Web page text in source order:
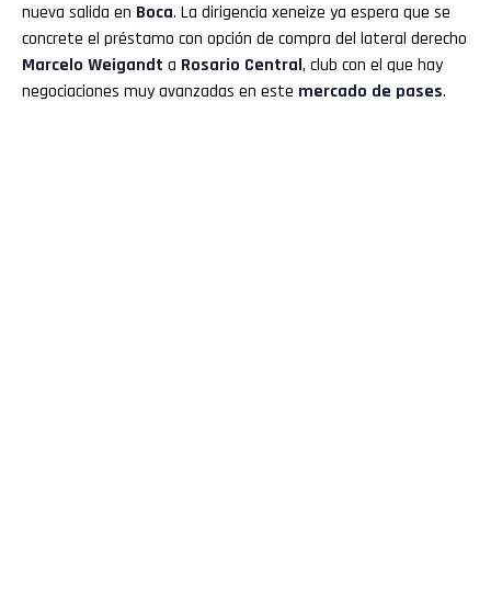
nueva salida en Boca. La dirigencia xeneize ya espera que se
concrete el préstamo con opción de compra del lateral derecho
Marcelo Weigandt a Rosario Central, club con el que hay
negociaciones muy avanzadas en este mercado de pases.